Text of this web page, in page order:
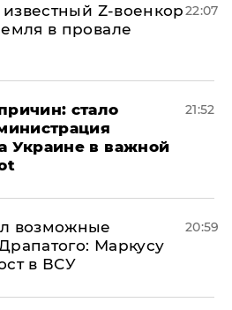
Z-военкор
в провале
22:07
стало
Украине в важной
21:52
возможные
Маркусу
в ВСУ
20:59